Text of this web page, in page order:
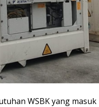
WSBK yang